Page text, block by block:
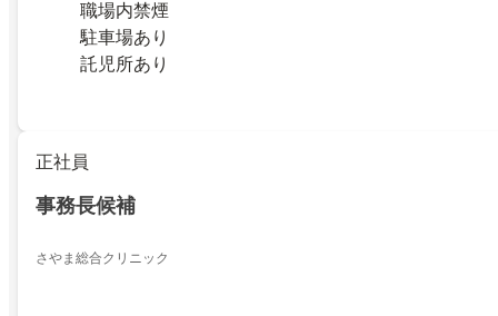
職場内禁煙
駐車場あり
託児所あり
正社員
事務長候補
さやま総合クリニック